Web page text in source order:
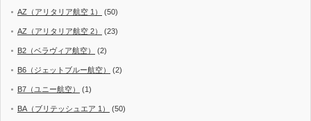
AZ（アリタリア航空 1） (50)
AZ（アリタリア航空 2） (23)
B2（ベラヴィア航空） (2)
B6（ジェットブルー航空） (2)
B7（ユニー航空） (1)
BA（ブリテッシュエア 1） (50)